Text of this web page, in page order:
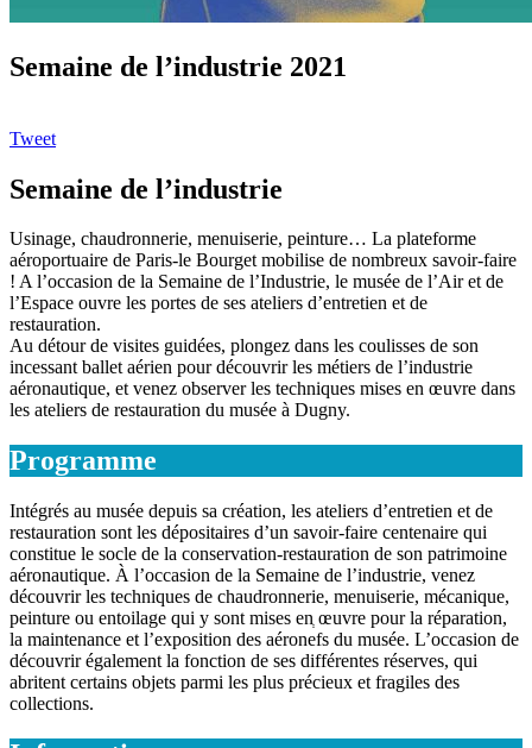
Semaine de l’industrie 2021
Tweet
Semaine de l’industrie
Usinage, chaudronnerie, menuiserie, peinture… La plateforme
aéroportuaire de Paris-le Bourget mobilise de nombreux savoir-faire
! A l’occasion de la Semaine de l’Industrie, le musée de l’Air et de
l’Espace ouvre les portes de ses ateliers d’entretien et de
restauration.
Au détour de visites guidées, plongez dans les coulisses de son
incessant ballet aérien pour découvrir les métiers de l’industrie
aéronautique, et venez observer les techniques mises en œuvre dans
les ateliers de restauration du musée à Dugny.
Programme
Intégrés au musée depuis sa création, les ateliers d’entretien et de
restauration sont les dépositaires d’un savoir-faire centenaire qui
constitue le socle de la conservation-restauration de son patrimoine
aéronautique. À l’occasion de la Semaine de l’industrie, venez
découvrir les techniques de chaudronnerie, menuiserie, mécanique,
peinture ou entoilage qui y sont mises enְ œuvre pour la réparation,
la maintenance et l’exposition des aéronefs du musée. L’occasion de
découvrir également la fonction de ses différentes réserves, qui
abritent certains objets parmi les plus précieux et fragiles des
collections.